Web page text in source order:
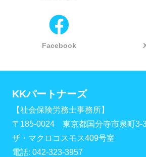
Facebook
KKパートナーズ
【社会保険労務士事務所】
〒185-0024 東京都国分寺市泉町3-
ザ・マクロコスモス409号室
電話: 042-323-3957